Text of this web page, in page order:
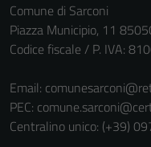
Comune di Sarconi
Piazza Municipio, 11
Codice fiscale / P. IVA:
Email:
PEC:
Centralino unico: (+39)